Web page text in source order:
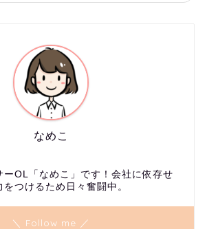
なめこ
ーOL「なめこ」です！会社に依存せ
つけるため日々奮闘中。
＼ Follow me ／